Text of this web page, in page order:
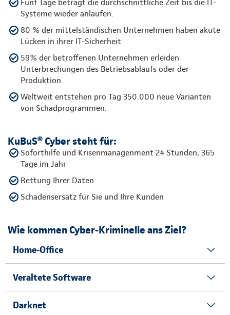
Fünf Tage beträgt die durchschnittliche Zeit bis die IT-
Systeme wieder anlaufen.
80 % der mittelständischen Unternehmen haben akute
Lücken in ihrer IT-Sicherheit
59% der betroffenen Unternehmen erleiden
Unterbrechungen des Betriebsablaufs oder der
Produktion.
Weltweit entstehen pro Tag 350.000 neue Varianten
von Schadprogrammen.
KuBuS® Cyber steht für:
Soforthilfe und Krisenmanagenment 24 Stunden, 365
Tage im Jahr
Rettung Ihrer Daten
Schadensersatz für Sie und Ihre Kunden
Wie kommen Cyber-Kriminelle ans Ziel?
Home-Office
Veraltete Software
Darknet